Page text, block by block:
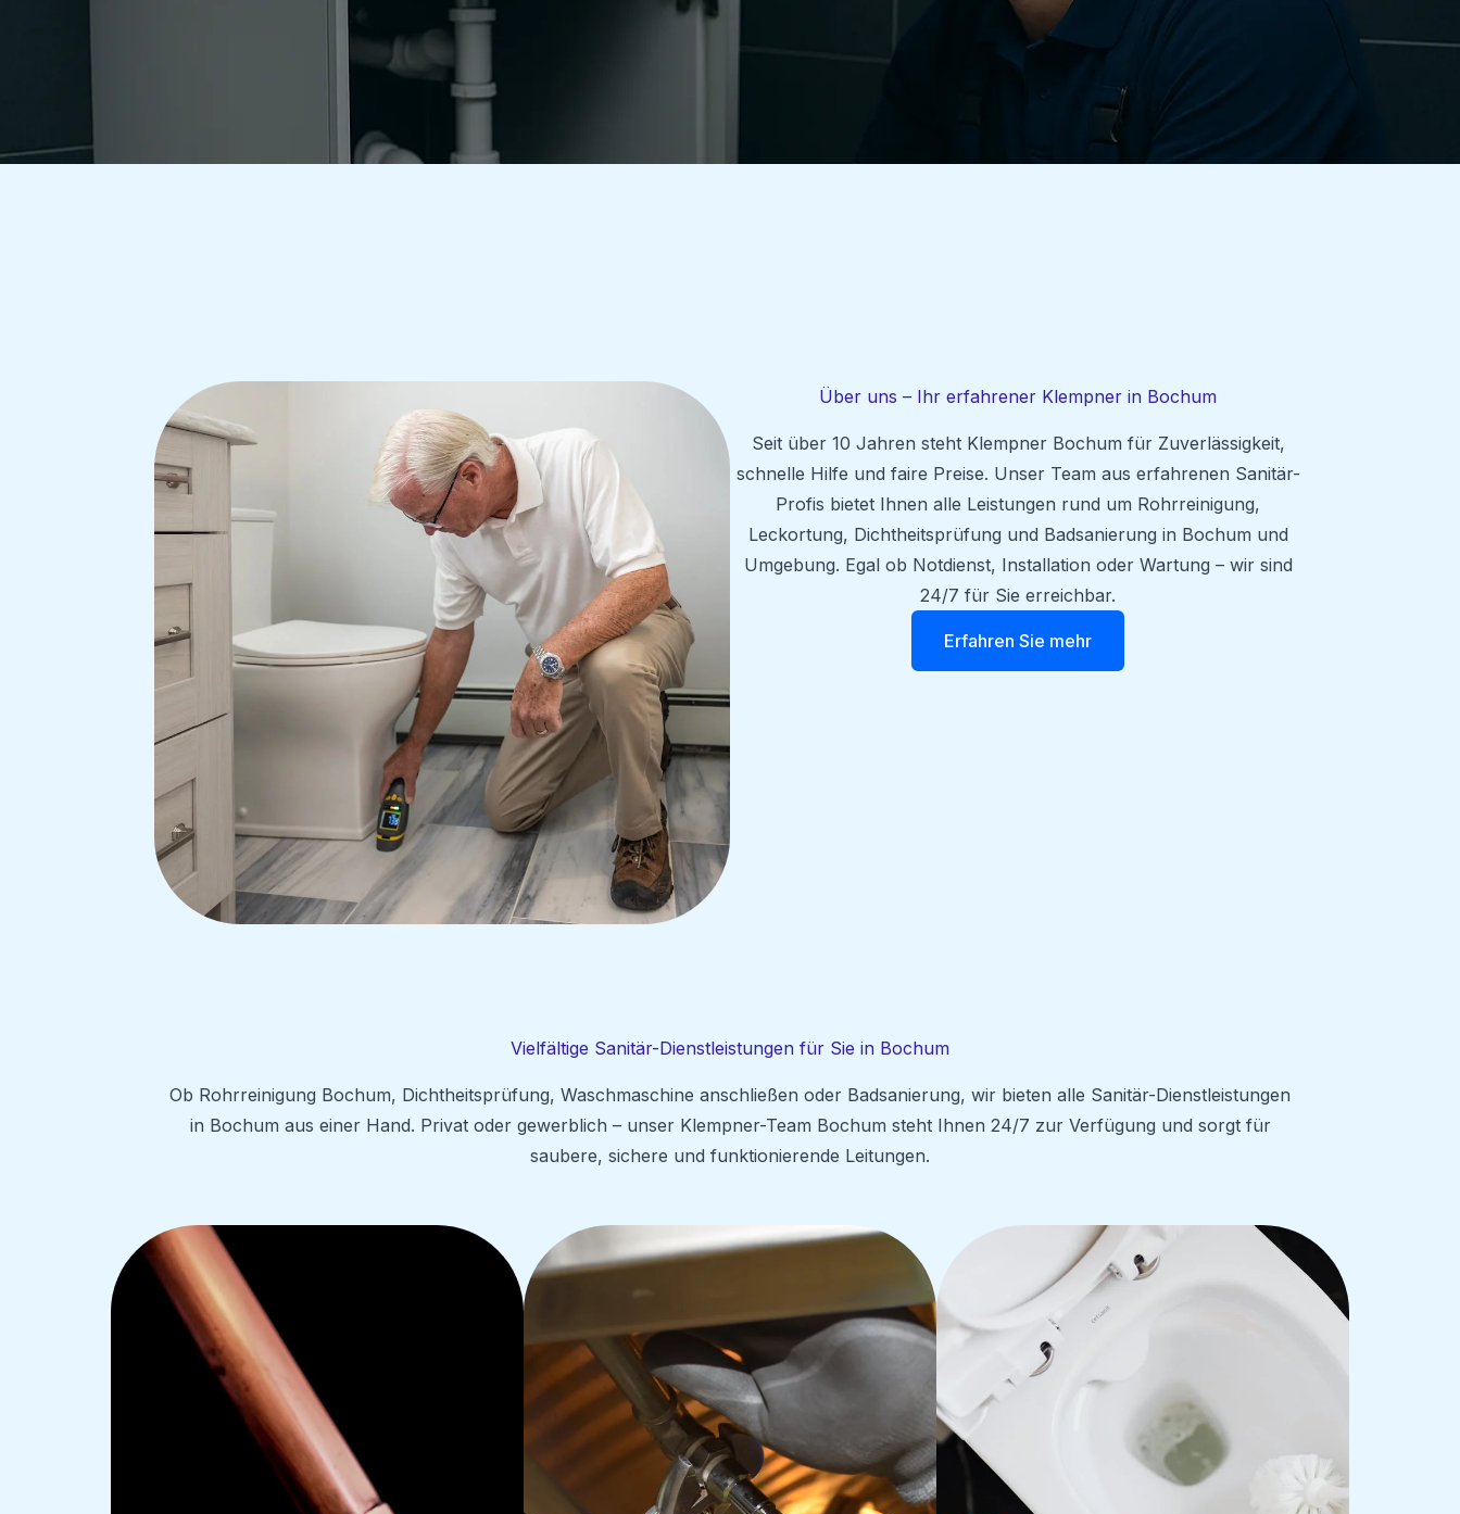
Über uns – Ihr erfahrener Klempner in Bochum
Seit über 10 Jahren steht Klempner Bochum für Zuverlässigkeit,
schnelle Hilfe und faire Preise. Unser Team aus erfahrenen Sanitär-
Profis bietet Ihnen alle Leistungen rund um Rohrreinigung,
Leckortung, Dichtheitsprüfung und Badsanierung in Bochum und
Umgebung. Egal ob Notdienst, Installation oder Wartung – wir sind
24/7 für Sie erreichbar.
Erfahren Sie mehr
Vielfältige Sanitär-Dienstleistungen für Sie in Bochum
Ob Rohrreinigung Bochum, Dichtheitsprüfung, Waschmaschine anschließen oder Badsanierung, wir bieten alle Sanitär-Dienstleistungen
in Bochum aus einer Hand. Privat oder gewerblich – unser Klempner-Team Bochum steht Ihnen 24/7 zur Verfügung und sorgt für
saubere, sichere und funktionierende Leitungen.